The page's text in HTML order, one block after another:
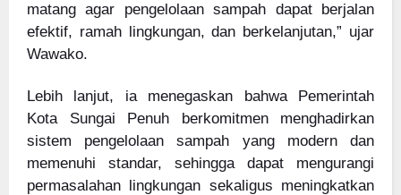
matang agar pengelolaan sampah dapat berjalan
efektif, ramah lingkungan, dan berkelanjutan,” ujar
Wawako.
Lebih lanjut, ia menegaskan bahwa Pemerintah
Kota Sungai Penuh berkomitmen menghadirkan
sistem pengelolaan sampah yang modern dan
memenuhi standar, sehingga dapat mengurangi
permasalahan lingkungan sekaligus meningkatkan